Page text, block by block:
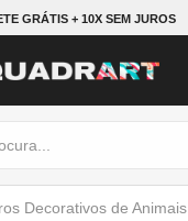
GRÁTIS + 10X SEM JUROS
Decorativos de Animais